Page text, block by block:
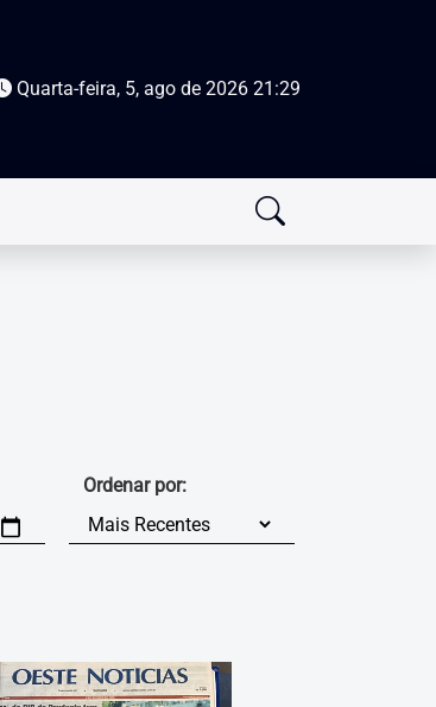
Quarta-feira, 5, ago de 2026 21:29
Ordenar por: